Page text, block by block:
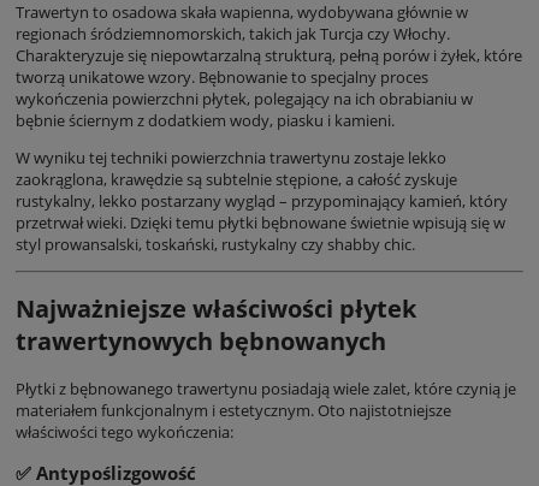
Trawertyn to osadowa skała wapienna, wydobywana głównie w
regionach śródziemnomorskich, takich jak Turcja czy Włochy.
Charakteryzuje się niepowtarzalną strukturą, pełną porów i żyłek, które
tworzą unikatowe wzory. Bębnowanie to specjalny proces
wykończenia powierzchni płytek, polegający na ich obrabianiu w
bębnie ściernym z dodatkiem wody, piasku i kamieni.
W wyniku tej techniki powierzchnia trawertynu zostaje lekko
zaokrąglona, krawędzie są subtelnie stępione, a całość zyskuje
rustykalny, lekko postarzany wygląd – przypominający kamień, który
przetrwał wieki. Dzięki temu płytki bębnowane świetnie wpisują się w
styl prowansalski, toskański, rustykalny czy shabby chic.
Najważniejsze właściwości płytek
trawertynowych bębnowanych
Płytki z bębnowanego trawertynu posiadają wiele zalet, które czynią je
materiałem funkcjonalnym i estetycznym. Oto najistotniejsze
właściwości tego wykończenia:
✅ Antypoślizgowość